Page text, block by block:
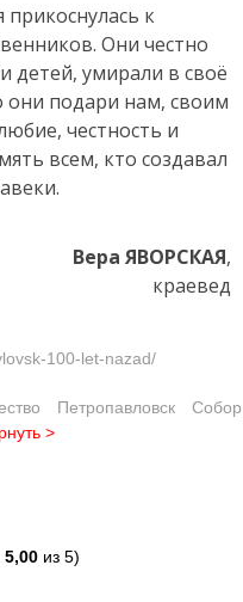
прикоснулась к
Они честно
детей, умирали в своё
они подари нам, своим
честность и
всем, кто создавал
Вера ЯВОРСКАЯ,
краевед
100-let-nazad/
Петропавловск
Собор
>
5,00 из 5)